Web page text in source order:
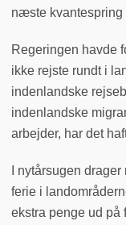
næste
Regeringen havde
ikke rejste rundt i
indenlandske
indenlandske
arbejder, har det
I nytårsugen
ferie i
ekstra penge ud på